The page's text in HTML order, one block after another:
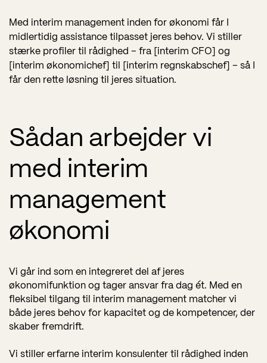
Med interim management inden for økonomi får I
midlertidig assistance tilpasset jeres behov. Vi stiller
stærke profiler til rådighed – fra [interim CFO] og
[interim økonomichef] til [interim regnskabschef] – så I
får den rette løsning til jeres situation.
Sådan arbejder vi
med interim
management
økonomi
Vi går ind som en integreret del af jeres
økonomifunktion og tager ansvar fra dag ét. Med en
fleksibel tilgang til interim management matcher vi
både jeres behov for kapacitet og de kompetencer, der
skaber fremdrift.
Vi stiller erfarne interim konsulenter til rådighed inden